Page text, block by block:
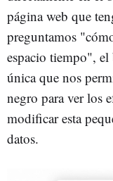
página web que
preguntamos
espacio tiempo", el
única que nos
negro para ver los
modificar esta
datos.